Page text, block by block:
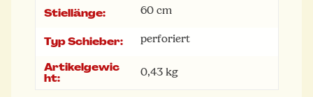
Stiellänge: 60 cm
Typ Schieber: perforiert
Artikelgewic
ht:
0,43 kg